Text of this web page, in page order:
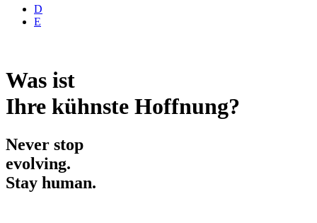
D
E
Was ist
Ihre kühnste Hoffnung?
Never stop
evolving.
Stay human.